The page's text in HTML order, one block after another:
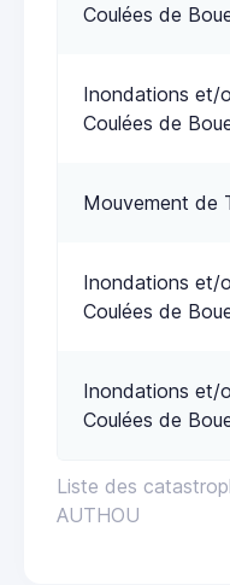
Liste des
AUTHOU
Coulées de
Inondations et/
Coulées de
Mouvement de
Inondations et/
Coulées de
Inondations et/
Coulées de